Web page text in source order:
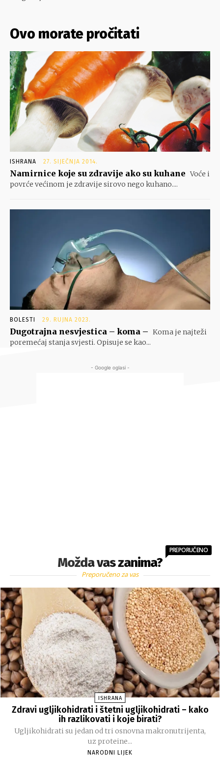
Ovo morate pročitati
ISHRANA 27. SIJEČNJA 2014.
Namirnice koje su zdravije ako su kuhane Voće i
povrće većinom je zdravije sirovo nego kuhano....
BOLESTI 29. RUJNA 2023.
Dugotrajna nesvjestica – koma – Koma je najteži
poremećaj stanja svjesti. Opisuje se kao...
- Google oglasi -
Možda vas zanima?
PREPORUČENO
Preporučeno za vas
ISHRANA
Zdravi ugljikohidrati i štetni ugljikohidrati – kako
ih razlikovati i koje birati?
Ugljikohidrati su jedan od tri osnovna makronutrijenta,
uz proteine...
NARODNI LIJEK